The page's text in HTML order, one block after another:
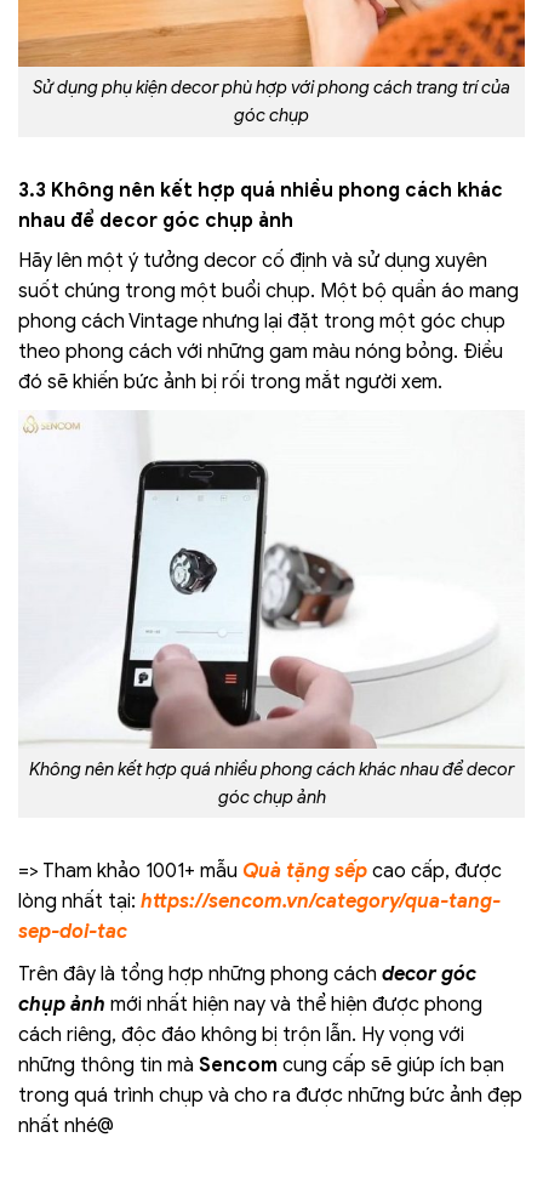
Sử dụng phụ kiện decor phù hợp với phong cách trang trí của
góc chụp
3.3 Không nên kết hợp quá nhiều phong cách khác
nhau để decor góc chụp ảnh
Hãy lên một ý tưởng decor cố định và sử dụng xuyên
suốt chúng trong một buổi chụp. Một bộ quần áo mang
phong cách Vintage nhưng lại đặt trong một góc chụp
theo phong cách với những gam màu nóng bỏng. Điều
đó sẽ khiến bức ảnh bị rối trong mắt người xem.
Không nên kết hợp quá nhiều phong cách khác nhau để decor
góc chụp ảnh
=> Tham khảo 1001+ mẫu Quà tặng sếp cao cấp, được
lòng nhất tại: https://sencom.vn/category/qua-tang-
sep-doi-tac
Trên đây là tổng hợp những phong cách decor góc
chụp ảnh mới nhất hiện nay và thể hiện được phong
cách riêng, độc đáo không bị trộn lẫn. Hy vọng với
những thông tin mà Sencom cung cấp sẽ giúp ích bạn
trong quá trình chụp và cho ra được những bức ảnh đẹp
nhất nhé@